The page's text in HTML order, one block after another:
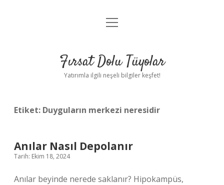
Gizlilik Politikası
Yasal Uyarı
menüyü
Fırsat Dolu Tüyolar
Yatırımla ilgili neşeli bilgiler keşfet!
Etiket: Duyguların merkezi neresidir
Anılar Nasıl Depolanır
Tarih: Ekim 18, 2024
Anılar beyinde nerede saklanır? Hipokampüs,